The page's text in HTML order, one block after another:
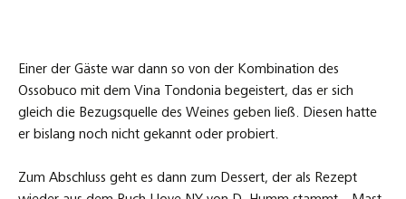
Einer der Gäste war dann so von der Kombination des
Ossobuco mit dem Vina Tondonia begeistert, das er sich
gleich die Bezugsquelle des Weines geben ließ. Diesen hatte
er bislang noch nicht gekannt oder probiert.
Zum Abschluss geht es dann zum Dessert, der als Rezept